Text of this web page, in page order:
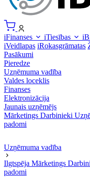
iFinanses iTiesības
iVeidlapas iRokasgrāmatas
Pasākumi
Pieredze
Uzņēmuma vadība
Valdes loceklis
Finanses
Elektronizācija
Jaunais uzņēmējs
Mārketings Darbinieki
padomi
Uzņēmuma vadība
Ilgtspēja Mārketings
padomi